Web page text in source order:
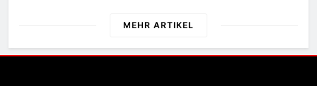
MEHR ARTIKEL